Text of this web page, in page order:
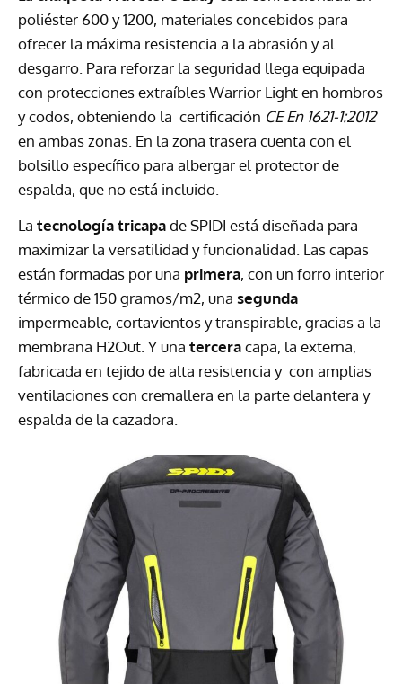
poliéster 600 y 1200, materiales concebidos para
ofrecer la máxima resistencia a la abrasión y al
desgarro. Para reforzar la seguridad llega equipada
con protecciones extraíbles Warrior Light en hombros
y codos, obteniendo la certificación CE En 1621-1:2012
en ambas zonas. En la zona trasera cuenta con el
bolsillo específico para albergar el protector de
espalda, que no está incluido.
La tecnología tricapade SPIDI está diseñada para
maximizar la versatilidad y funcionalidad. Las capas
están formadas por una primera, con un forro interior
térmico de 150 gramos/m2, una segunda
impermeable, cortavientos y transpirable, gracias a la
membrana H2Out. Y una terceracapa, la externa,
fabricada en tejido de alta resistencia y con amplias
ventilaciones con cremallera en la parte delantera y
espalda de la cazadora.